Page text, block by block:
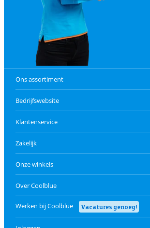
Ons assortiment
Bedrijfswebsite
Klantenservice
Zakelijk
Onze winkels
Over Coolblue
Werken bij Coolblue Vacatures genoeg!